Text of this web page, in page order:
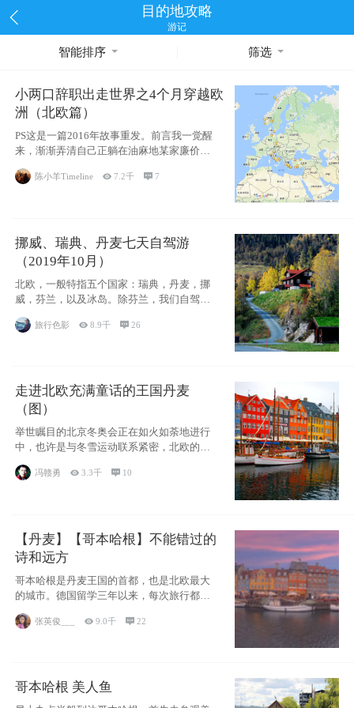
目的地攻略
游记
智能排序 筛选
小两口辞职出走世界之4个月穿越欧
洲（北欧篇）
PS这是一篇2016年故事重发。前言我一觉醒
来，渐渐弄清自己正躺在油麻地某家廉价宾
馆
陈小羊Timeline 7.2千 7
挪威、瑞典、丹麦七天自驾游
（2019年10月）
北欧，一般特指五个国家：瑞典，丹麦，挪
威，芬兰，以及冰岛。除芬兰，我们自驾游
旅行色影 8.9千 26
走进北欧充满童话的王国丹麦
（图）
举世瞩目的北京冬奥会正在如火如荼地进行
中，也许是与冬雪运动联系紧密，北欧的一
些国家因
冯赣勇 3.3千  10
【丹麦】【哥本哈根】不能错过的
诗和远方
哥本哈根是丹麦王国的首都，也是北欧最大
的城市。德国留学三年以来，每次旅行都是
张英俊___ 9.0千 22
哥本哈根 美人鱼